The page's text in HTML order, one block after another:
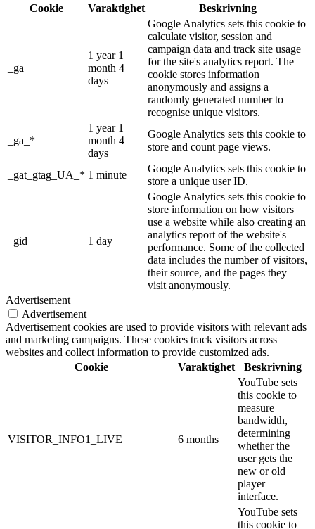
Cookie
Varaktighet Beskrivning
_ga
1 year 1
month 4
days
Google Analytics sets this cookie to
calculate visitor, session and
campaign data and track site usage
for the site's analytics report. The
cookie stores information
anonymously and assigns a
randomly generated number to
recognise unique visitors.
_ga_*
1 year 1
month 4
days
Google Analytics sets this cookie to
store and count page views.
_gat_gtag_UA_* 1 minute
Google Analytics sets this cookie to
store a unique user ID.
_gid 1 day
Google Analytics sets this cookie to
store information on how visitors
use a website while also creating an
analytics report of the website's
performance. Some of the collected
data includes the number of visitors,
their source, and the pages they
visit anonymously.
Advertisement
Advertisement
Advertisement cookies are used to provide visitors with relevant ads
and marketing campaigns. These cookies track visitors across
websites and collect information to provide customized ads.
Cookie
Varaktighet Beskrivning
VISITOR_INFO1_LIVE 6 months
YouTube sets
this cookie to
measure
bandwidth,
determining
whether the
user gets the
new or old
player
interface.
YouTube sets
this cookie to